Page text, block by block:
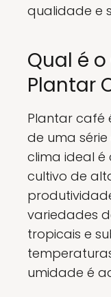
qualidade e
Qual é
Plantar
Plantar café
de uma
clima ideal
cultivo de
variedades
tropicais e
umidade é